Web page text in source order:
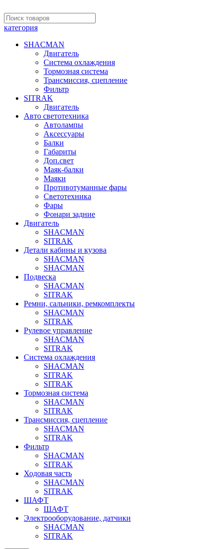
категория
SHACMAN
Двигатель
Система охлаждения
Тормозная система
Трансмиссия, сцепление
Фильтр
SITRAK
Двигатель
Авто светотехника
Автолампы
Аксессуары
Балки
Габариты
Доп.свет
Маяк-балки
Маяки
Противотуманные фары
Светотехника
Фары
Фонари задние
Двигатель
SHACMAN
SITRAK
Детали кабины и кузова
SHACMAN
SHACMAN
Подвеска
SHACMAN
SITRAK
Ремни, сальники, ремкомплекты
SHACMAN
SITRAK
Рулевое управление
SHACMAN
SITRAK
Система охлаждения
SHACMAN
SITRAK
SITRAK
Тормозная система
SHACMAN
SITRAK
Трансмиссия, сцепление
SHACMAN
SITRAK
Фильтр
SHACMAN
SITRAK
Ходовая часть
SHACMAN
SITRAK
ШАФТ
ШАФТ
Электрооборудование, датчики
SHACMAN
SITRAK